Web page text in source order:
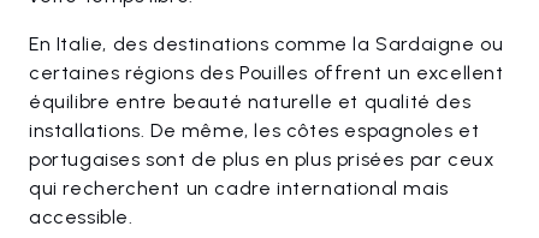
En Italie, des destinations comme la Sardaigne ou
certaines régions des Pouilles offrent un excellent
équilibre entre beauté naturelle et qualité des
installations. De même, les côtes espagnoles et
portugaises sont de plus en plus prisées par ceux
qui recherchent un cadre international mais
accessible.